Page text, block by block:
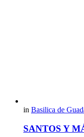
in Basilica de
SANTOS Y